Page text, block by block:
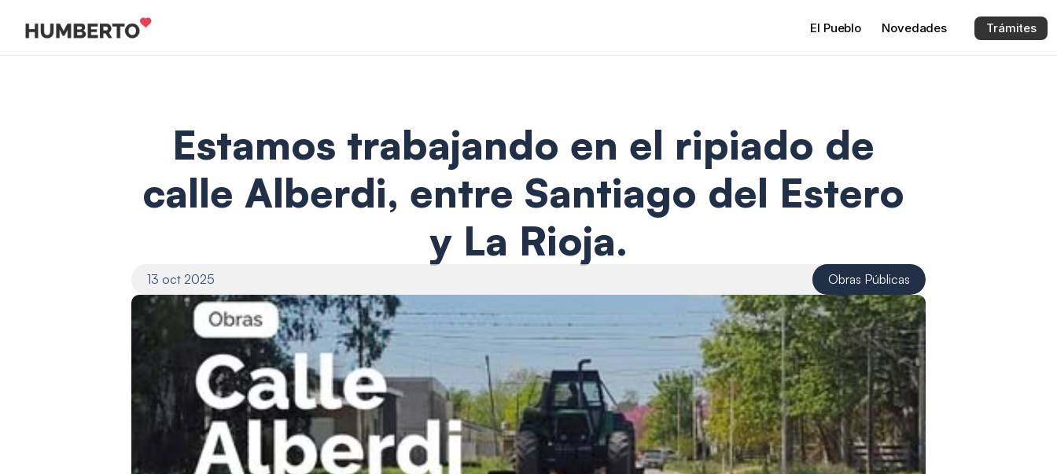
Estamos trabajando en el ripiado de
calle Alberdi, entre Santiago del Estero
y La Rioja.
13 oct 2025 Obras Públicas
El Pueblo Novedades Trámites